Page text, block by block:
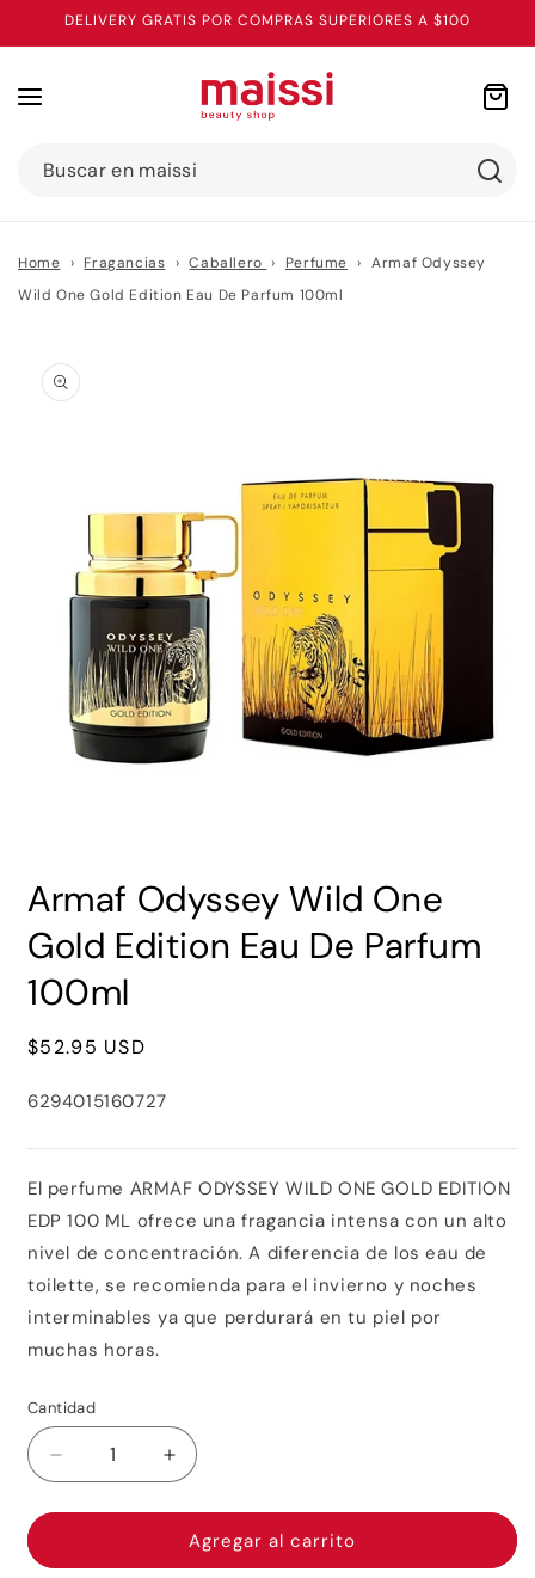
directamente
al contenido
DELIVERY GRATIS POR COMPRAS SUPERIORES A $100
Buscar en maissi
Carrito
Home › Fragancias › Caballero › Perfume › Armaf Odyssey
Wild One Gold Edition Eau De Parfum 100ml
información
multimedia
1
en
una
ventana
modal
Armaf Odyssey Wild One
Gold Edition Eau De Parfum
100ml
Precio
$52.95 USD
SKU:
6294015160727
El perfume ARMAF ODYSSEY WILD ONE GOLD EDITION
EDP 100 ML ofrece una fragancia intensa con un alto
nivel de concentración. A diferencia de los eau de
toilette, se recomienda para el invierno y noches
interminables ya que perdurará en tu piel por
muchas horas.
Cantidad
Reducir
cantidad
para
Odyssey
Aumentar
cantidad
para
Armaf
Odyssey
Agregar al carrito